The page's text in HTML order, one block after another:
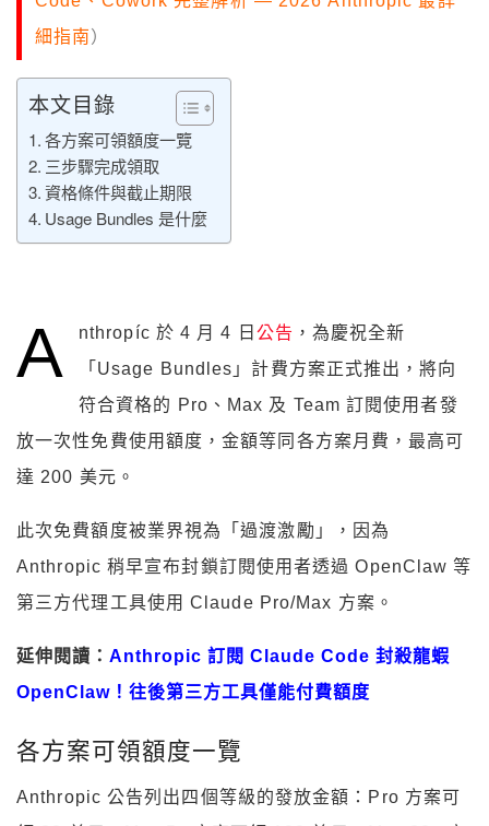
細指南 ）
本文目錄
各方案可領額度一覽
三步驟完成領取
資格條件與截止期限
Usage Bundles 是什麼
A nthropíc 於 4 月 4 日 公告 ，為慶祝全新
「Usage Bundles」計費方案正式推出，將向
符合資格的 Pro、Max 及 Team 訂閱使用者發
放一次性免費使用額度，金額等同各方案月費，最高可
達 200 美元。
此次免費額度被業界視為「過渡激勵」，因為
Anthropic 稍早宣布封鎖訂閱使用者透過 OpenClaw 等
第三方代理工具使用 Claude Pro/Max 方案。
延伸閱讀： Anthropic 訂閱 Claude Code 封殺龍蝦
OpenClaw！往後第三方工具僅能付費額度
各方案可領額度一覽
Anthropic 公告列出四個等級的發放金額：Pro 方案可